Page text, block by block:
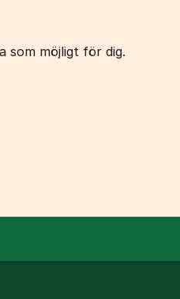
som möjligt för dig.